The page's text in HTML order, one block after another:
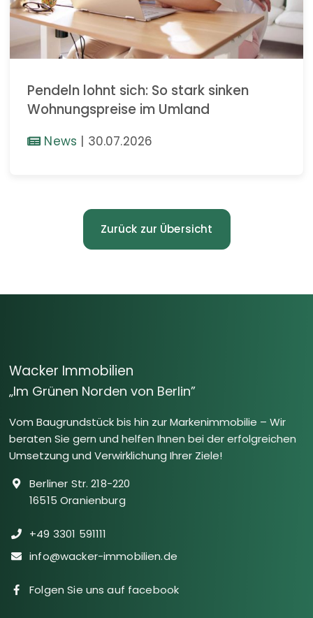
Pendeln lohnt sich: So stark sinken
Wohnungspreise im Umland
News 30.07.2026
Zurück zur Übersicht
Wacker Immobilien
„Im Grünen Norden von Berlin”
Vom Baugrundstück bis hin zur Markenimmobilie – Wir
beraten Sie gern und helfen Ihnen bei der erfolgreichen
Umsetzung und Verwirklichung Ihrer Ziele!
Berliner Str. 218-220
16515 Oranienburg
+49 3301 591111
info@wacker-immobilien.de
Folgen Sie uns auf facebook